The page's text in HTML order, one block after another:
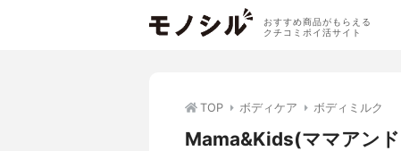
おすすめ商品がもらえる
クチコミポイ活サイト
TOP ボディケア ボディミルク
Mama&Kids(ママアン